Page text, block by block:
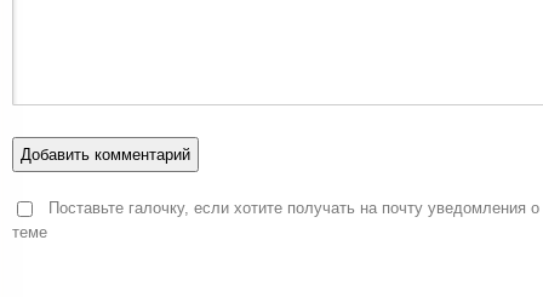
Поставьте галочку, если хотите получать на почту уведомления
теме